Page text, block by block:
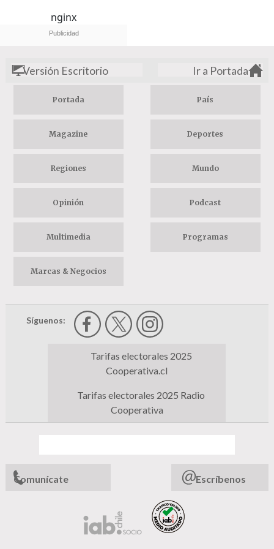
nginx
Versión Escritorio Ir a Portada
Portada País
Magazine Deportes
Regiones Mundo
Opinión Podcast
Multimedia Programas
Marcas & Negocios
Síguenos:
Tarifas electorales 2025
Cooperativa.cl
Tarifas electorales 2025 Radio
Cooperativa
Comunícate Escríbenos